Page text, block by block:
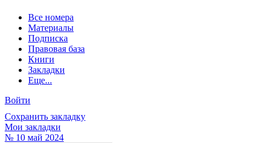
Все номера
Материалы
Подписка
Правовая база
Книги
Закладки
Еще...
Войти
Сохранить закладку
Мои закладки
№ 10 май 2024